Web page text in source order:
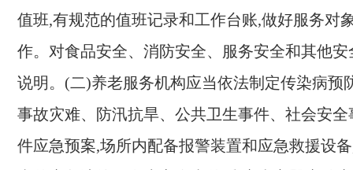
值班,有规范的值班记录和工作台账,做好服务对
作。 对食品安全、 消防安全、 服务安全和其他安
说明 。 (二)养老服务机构应当依法制定传染病预
事故灾难、防汛抗旱、公共卫生事件、社会安
件应急预案,场所内配备报警装置和应急救援设